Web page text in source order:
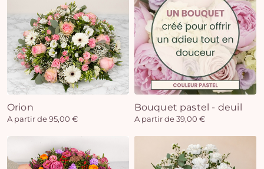
Orion
A partir de 95,00 €
Bouquet pastel - deuil
A partir de 39,00 €